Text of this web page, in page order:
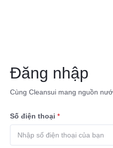
Đăng nhập
Cùng Cleansui mang nguồn
Số điện thoại *